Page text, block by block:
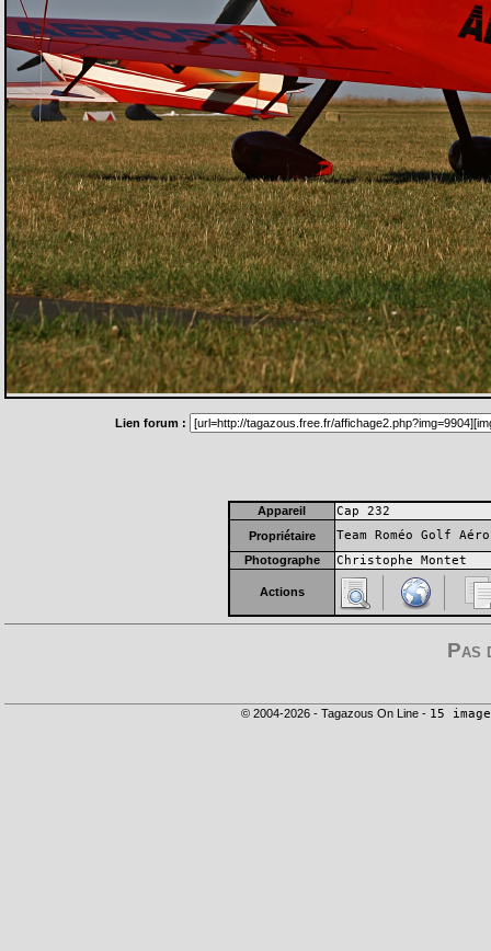
Lien forum :
Appareil Cap 232
Propriétaire Team Roméo Golf
Photographe Christophe Montet
Actions
Pas
© 2004-2026 - Tagazous On Line - 15